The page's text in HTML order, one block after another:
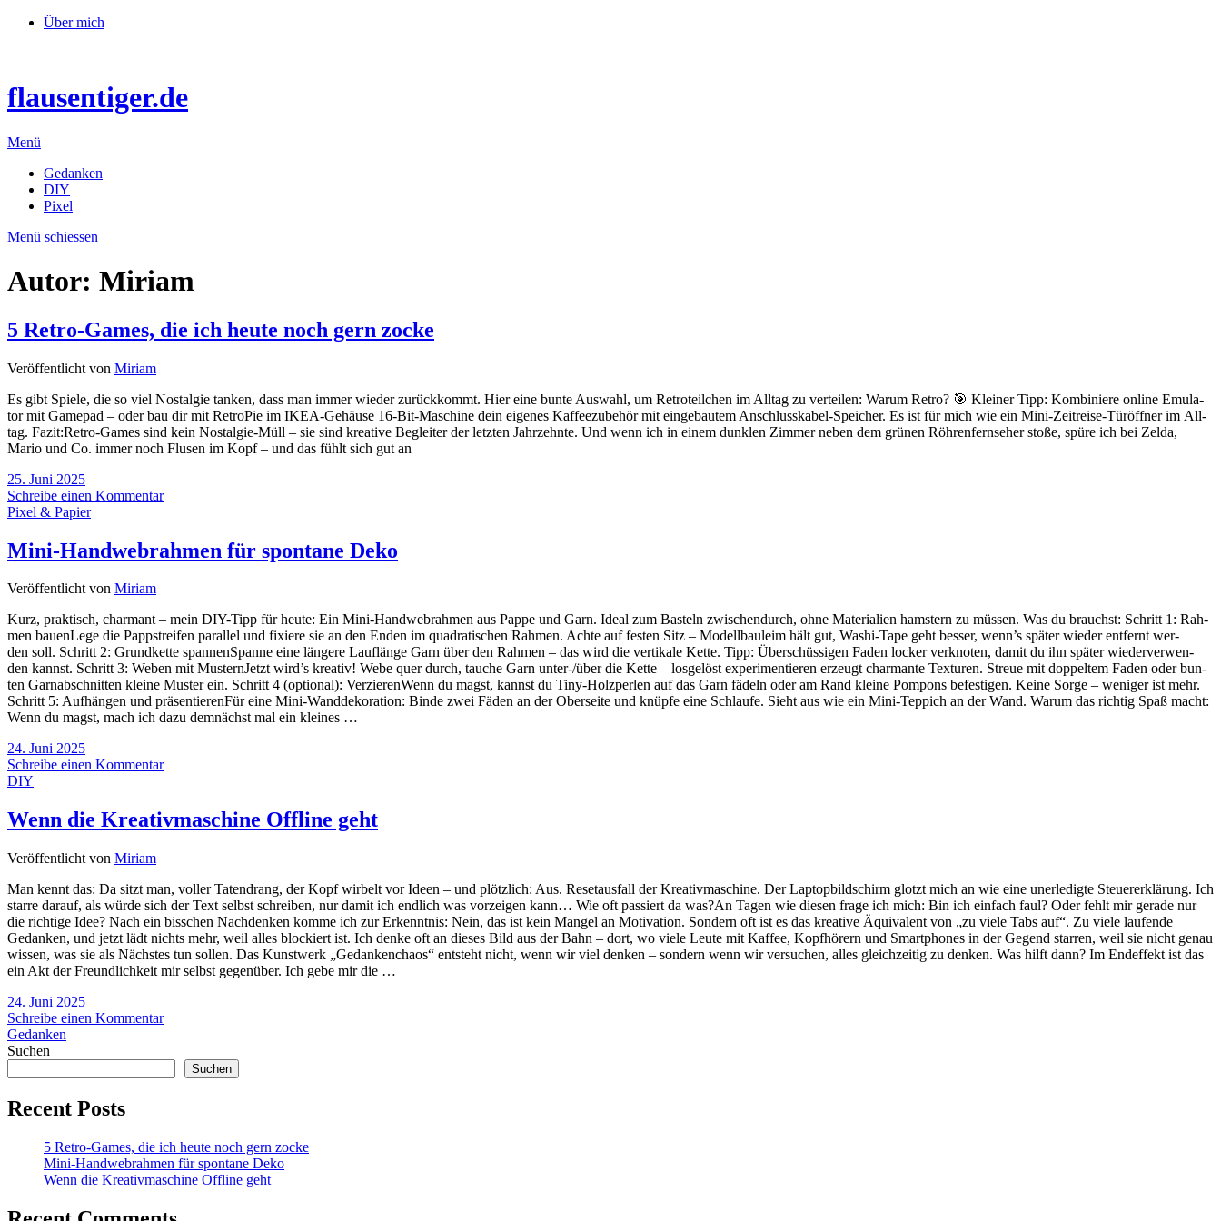
Über mich
flausentiger.de
Menü
Gedanken
DIY
Pixel
Menü schiessen
Autor: Miriam
5 Retro-Games, die ich heute noch gern zocke
Veröffentlicht von Miriam
Es gibt Spiele, die so viel Nost­al­gie tan­ken, dass man immer wie­der zurück­kommt. Hier eine bunte Aus­wahl, um Retro­teil­chen im All­tag zu ver­tei­len: Warum Retro? 🎯 Klei­ner Tipp: Kom­bi­niere online Emu­la­
tor mit Game­pad – oder bau dir mit Retro­Pie im IKEA‑Gehäuse 16-Bit‑­­Ma­­schine dein eige­nes Kaf­fee­zu­be­hör mit ein­ge­bau­tem Anschlusskabel‑Speicher. Es ist für mich wie ein Mini‑Zeitreise‑Türöffner im All­
tag. Fazit:Retro-Games sind kein Nos­t­al­­gie-Müll – sie sind krea­tive Beglei­ter der letz­ten Jahr­zehnte. Und wenn ich in einem dunk­len Zim­mer neben dem grü­nen Röh­ren­fern­se­her stoße, spüre ich bei Zelda,
Mario und Co. immer noch Flu­sen im Kopf – und das fühlt sich gut an
25. Juni 2025
Schreibe einen Kommentar
Pixel & Papier
Mini-Handwebrahmen für spontane Deko
Veröffentlicht von Miriam
Kurz, prak­tisch, char­mant – mein DIY-Tipp für heute: Ein Mini-Han­d­­we­b­rah­­men aus Pappe und Garn. Ideal zum Bas­teln zwi­schen­durch, ohne Mate­ria­lien hams­tern zu müs­sen. Was du brauchst: Schritt 1: Rah­
men bau­en­Lege die Papp­strei­fen par­al­lel und fixiere sie an den Enden im qua­dra­ti­schen Rah­men. Achte auf fes­ten Sitz – Modell­bau­leim hält gut, Washi-Tape geht bes­ser, wenn’s spä­ter wie­der ent­fernt wer­
den soll. Schritt 2: Grund­kette span­nenSpanne eine län­gere Lauf­länge Garn über den Rah­men – das wird die ver­ti­kale Kette. Tipp: Über­schüs­si­gen Faden locker ver­kno­ten, damit du ihn spä­ter wie­der­ver­wen­
den kannst. Schritt 3: Weben mit Mus­ternJetzt wird’s krea­tiv! Webe quer durch, tau­che Garn unter-/über die Kette – los­ge­löst expe­ri­men­tie­ren erzeugt char­mante Tex­tu­ren. Streue mit dop­pel­tem Faden oder bun­
ten Garn­ab­schnit­ten kleine Mus­ter ein. Schritt 4 (optio­nal): Ver­zie­renWenn du magst, kannst du Tiny-Hol­z­­per­­len auf das Garn fädeln oder am Rand kleine Pom­pons befes­ti­gen. Keine Sorge – weni­ger ist mehr.
Schritt 5: Auf­hän­gen und prä­sen­tie­renFür eine Mini-Wan­d­­de­­ko­ra­­tion: Binde zwei Fäden an der Ober­seite und knüpfe eine Schlaufe. Sieht aus wie ein Mini-Tep­pich an der Wand. Warum das rich­tig Spaß macht:
Wenn du magst, mach ich dazu dem­nächst mal ein kleines …
24. Juni 2025
Schreibe einen Kommentar
DIY
Wenn die Kreativmaschine Offline geht
Veröffentlicht von Miriam
Man kennt das: Da sitzt man, vol­ler Taten­drang, der Kopf wir­belt vor Ideen – und plötz­lich: Aus. Reset­aus­fall der Krea­tiv­ma­schine. Der Lap­top­bild­schirm glotzt mich an wie eine uner­le­digte Steu­er­erklä­rung. Ich
starre dar­auf, als würde sich der Text selbst schrei­ben, nur damit ich end­lich was vor­zei­gen kann… Wie oft pas­siert da was?An Tagen wie die­sen frage ich mich: Bin ich ein­fach faul? Oder fehlt mir gerade nur
die rich­tige Idee? Nach ein biss­chen Nach­den­ken komme ich zur Erkennt­nis: Nein, das ist kein Man­gel an Moti­va­tion. Son­dern oft ist es das krea­tive Äqui­va­lent von „zu viele Tabs auf“. Zu viele lau­fende
Gedan­ken, und jetzt lädt nichts mehr, weil alles blo­ckiert ist. Ich denke oft an die­ses Bild aus der Bahn – dort, wo viele Leute mit Kaf­fee, Kopf­hö­rern und Smart­phones in der Gegend star­ren, weil sie nicht genau
wis­sen, was sie als Nächs­tes tun sol­len. Das Kunst­werk „Gedan­ken­chaos“ ent­steht nicht, wenn wir viel den­ken – son­dern wenn wir ver­su­chen, alles gleich­zei­tig zu den­ken. Was hilft dann? Im End­ef­fekt ist das
ein Akt der Freund­lich­keit mir selbst gegen­über. Ich gebe mir die …
24. Juni 2025
Schreibe einen Kommentar
Gedanken
Suchen
Suchen
Recent Posts
5 Retro-Games, die ich heute noch gern zocke
Mini-Handwebrahmen für spontane Deko
Wenn die Kreativmaschine Offline geht